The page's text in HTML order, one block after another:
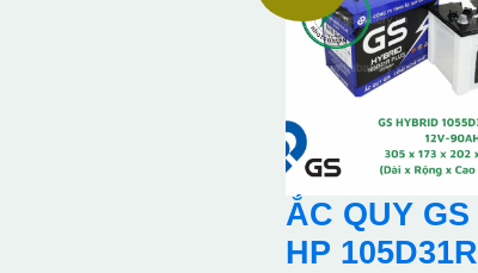
ẮC QUY GS
HP 105D31R